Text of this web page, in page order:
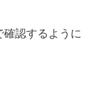
認するように